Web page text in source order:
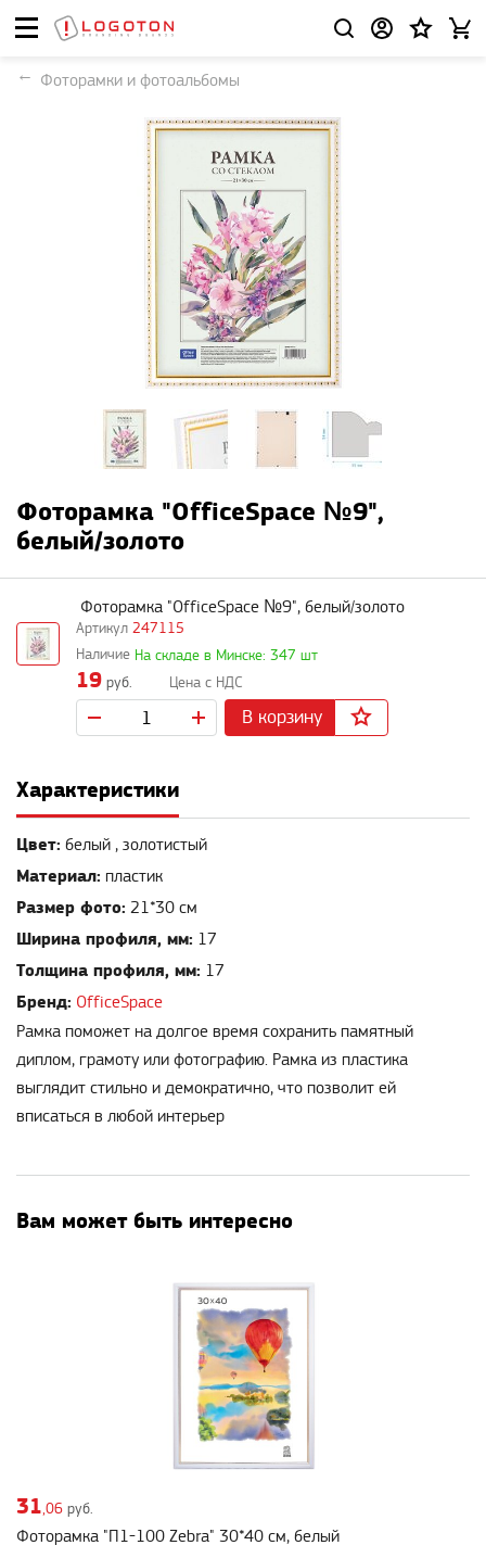
Фоторамки и фотоальбомы
Фоторамка "OfficeSpace №9",
белый/золото
247115
Фоторамка "OfficeSpace №9", белый/золото
На складе в Минске: 347 шт
19 руб.
В корзину
Характеристики
Цвет: белый , золотистый
Материал: пластик
Размер фото: 21*30 см
Ширина профиля, мм: 17
Толщина профиля, мм: 17
Бренд: OfficeSpace
Рамка поможет на долгое время сохранить памятный
диплом, грамоту или фотографию. Рамка из пластика
выглядит стильно и демократично, что позволит ей
вписаться в любой интерьер
Вам может быть интересно
31,06 руб.
Фоторамка "П1-100 Zebra" 30*40 см, белый